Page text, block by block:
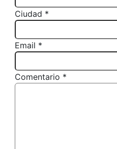
Ciudad *
Email *
Comentario *